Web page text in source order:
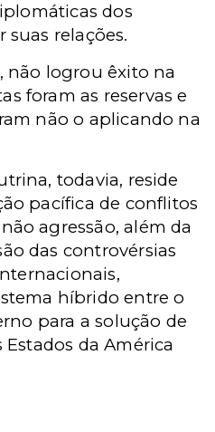
dos
suas relações.
não logrou êxito na
foram as reservas e
não o aplicando na
todavia, reside
pacífica de conflitos
agressão, além da
das controvérsias
híbrido entre o
para a solução de
da América